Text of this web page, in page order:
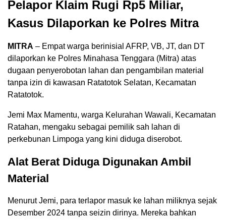
Pelapor Klaim Rugi Rp5 Miliar,
Kasus Dilaporkan ke Polres Mitra
MITRA – Empat warga berinisial AFRP, VB, JT, dan DT
dilaporkan ke Polres Minahasa Tenggara (Mitra) atas
dugaan penyerobotan lahan dan pengambilan material
tanpa izin di kawasan Ratatotok Selatan, Kecamatan
Ratatotok.
Jemi Max Mamentu, warga Kelurahan Wawali, Kecamatan
Ratahan, mengaku sebagai pemilik sah lahan di
perkebunan Limpoga yang kini diduga diserobot.
Alat Berat Diduga Digunakan Ambil
Material
Menurut Jemi, para terlapor masuk ke lahan miliknya sejak
Desember 2024 tanpa seizin dirinya. Mereka bahkan